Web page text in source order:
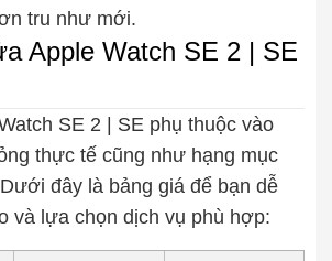
Xiaomi Màn hình Realme
Vsmart Màn hình Google Pixel
Pin Samsumg Pin Oppo Pin Xiaomi
vỏ
tru như mới.
Apple Watch SE 2 | SE
SE 2 | SE phụ thuộc vào
thực tế cũng như hạng mục
đây là bảng giá để bạn dễ
và lựa chọn dịch vụ phù hợp: